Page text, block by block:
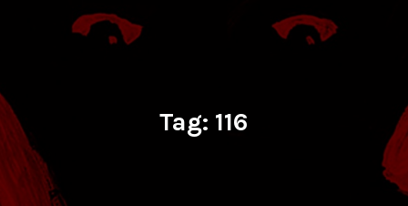
Tag: 116